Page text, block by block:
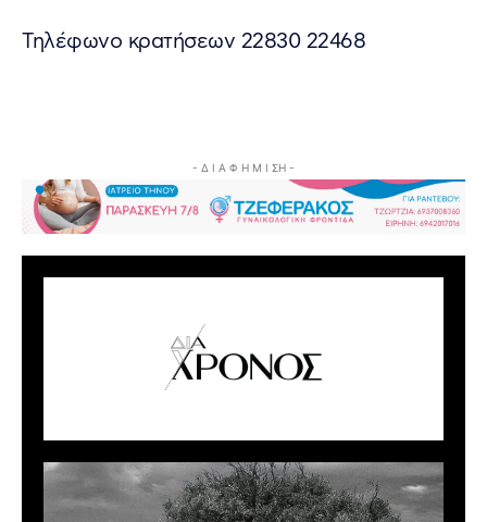
Τηλέφωνο κρατήσεων 22830 22468
- Δ Ι Α Φ Η Μ Ι ΣΗ -